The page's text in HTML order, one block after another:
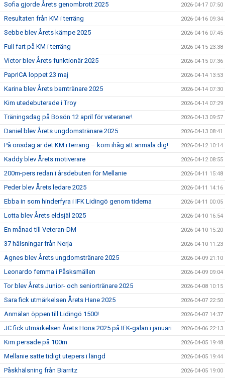
Sofia gjorde Årets genombrott 2025 2026-04-17 07:50
Resultaten från KM i terräng 2026-04-16 09:34
Sebbe blev Årets kämpe 2025 2026-04-16 07:45
Full fart på KM i terräng 2026-04-15 23:38
Victor blev Årets funktionär 2025 2026-04-15 07:36
PaprICA loppet 23 maj 2026-04-14 13:53
Karina blev Årets barntränare 2025 2026-04-14 07:30
Kim utedebuterade i Troy 2026-04-14 07:29
Träningsdag på Bosön 12 april för veteraner! 2026-04-13 09:57
Daniel blev Årets ungdomstränare 2025 2026-04-13 08:41
På onsdag är det KM i terräng – kom ihåg att anmäla dig! 2026-04-12 10:14
Kaddy blev Årets motiverare 2026-04-12 08:55
200m-pers redan i årsdebuten för Mellanie 2026-04-11 15:48
Peder blev Årets ledare 2025 2026-04-11 14:16
Ebba in som hinderfyra i IFK Lidingö genom tiderna 2026-04-11 00:05
Lotta blev Årets eldsjäl 2025 2026-04-10 16:54
En månad till Veteran-DM 2026-04-10 15:20
37 hälsningar från Nerja 2026-04-10 11:23
Agnes blev Årets ungdomstränare 2025 2026-04-09 21:10
Leonardo femma i Påsksmällen 2026-04-09 09:04
Tor blev Årets Junior- och seniortränare 2025 2026-04-08 10:15
Sara fick utmärkelsen Årets Hane 2025 2026-04-07 22:50
Anmälan öppen till Lidingö 1500! 2026-04-07 14:37
JC fick utmärkelsen Årets Hona 2025 på IFK-galan i januari 2026-04-06 22:13
Kim persade på 100m 2026-04-05 19:48
Mellanie satte tidigt utepers i längd 2026-04-05 19:44
Påskhälsning från Biarritz 2026-04-05 19:00